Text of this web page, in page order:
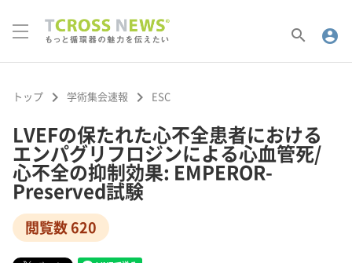
search account_circle
トップ keyboard_arrow_right 学術集会速報 keyboard_arrow_right ESC
LVEFの保たれた心不全患者における
エンパグリフロジンによる心血管死/
心不全の抑制効果: EMPEROR-
Preserved試験
閲覧数 620